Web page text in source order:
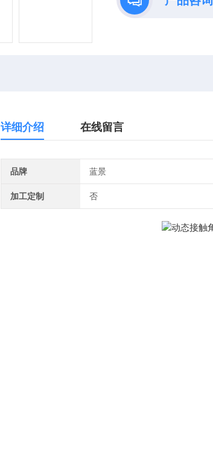
详细介绍 在线留言
品牌 蓝景
加工定制 否